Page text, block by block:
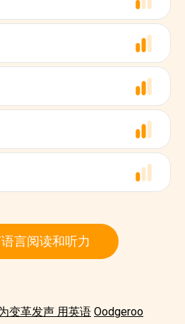
言阅读和听力
变革发声 用英语 Oodgeroo